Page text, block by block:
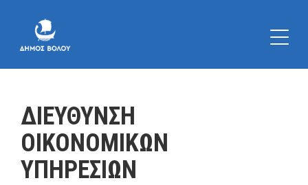
ΔΙΕΥΘΥΝΣΗ
ΟΙΚΟΝΟΜΙΚΩΝ
ΥΠΗΡΕΣΙΩΝ